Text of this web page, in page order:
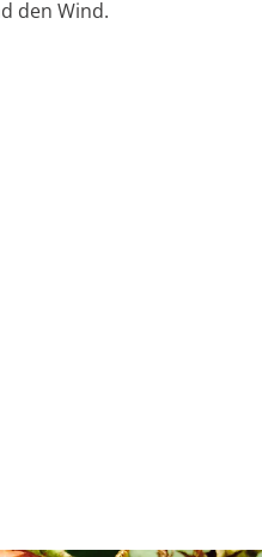
den Wind.